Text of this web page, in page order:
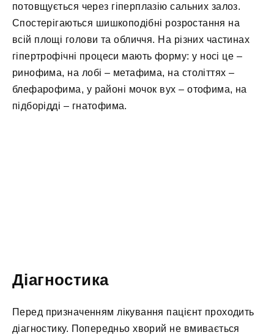
потовщується через гіперплазію сальних залоз.
Спостерігаються шишкоподібні розростання на
всій площі голови та обличчя. На різних частинах
гіпертрофічні процеси мають форму: у носі це –
ринофима, на лобі – метафима, на століттях –
блефарофима, у районі мочок вух – отофима, на
підборідді – гнатофима.
Діагностика
Перед призначенням лікування пацієнт проходить
діагностику. Попередньо хворий не вмивається